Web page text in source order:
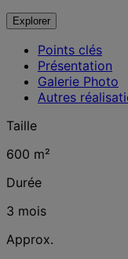
Explorer
Points clés
Présentation
Galerie Photo
Autres
Taille
600 m²
Durée
3 mois
Approx.